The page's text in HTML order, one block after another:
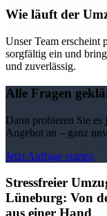
Wie läuft der
Unser Team erscheint
sorgfältig ein und
und zuverlässig.
Alle Fragen
Dann probieren Sie
Angebot an – ganz
Jetzt Anfrage starten
Stressfreier
Lüneburg: Von